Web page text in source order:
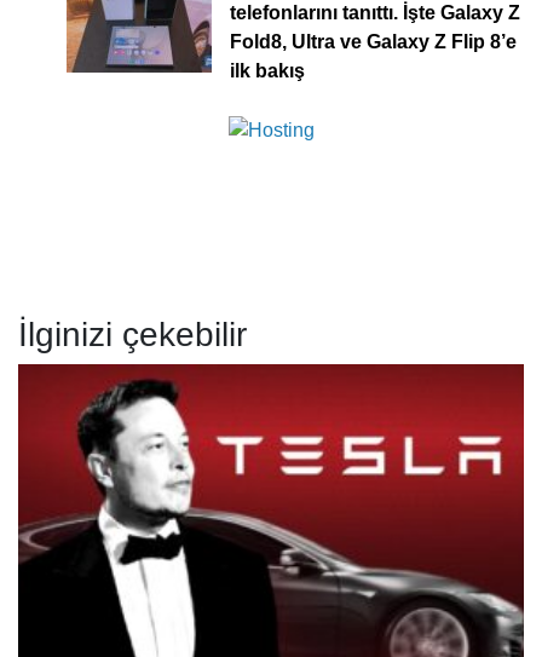
telefonlarını tanıttı. İşte Galaxy Z
Fold8, Ultra ve Galaxy Z Flip 8’e
ilk bakış
İlginizi çekebilir